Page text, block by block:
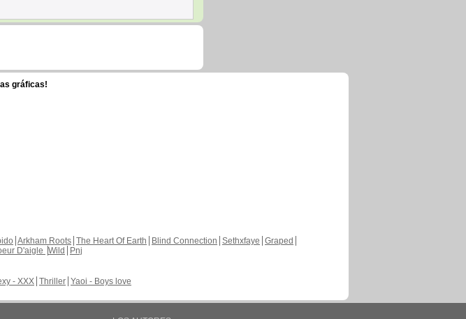
gráficas!
Arkham Roots The Heart Of Earth Blind Connection Sethxfaye Graped
D'aigle Wild
Pnj
- XXX Thriller Yaoi - Boys love